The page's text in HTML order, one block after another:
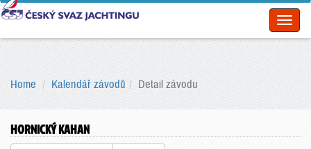
Home Kalendář závodů Detail závodu
HORNICKÝ KAHAN